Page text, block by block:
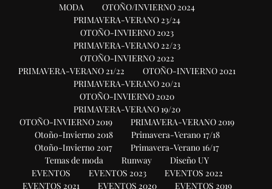
MODA
OTOÑO/INVIERNO 2024
PRIMAVERA-VERANO 23/24
OTOÑO-INVIERNO 2023
PRIMAVERA-VERANO 22/23
OTOÑO-INVIERNO 2022
PRIMAVERA-VERANO 21/22
OTOÑO-INVIERNO 2021
PRIMAVERA-VERANO 20/21
OTOÑO-INVIERNO 2020
PRIMAVERA-VERANO 19/20
OTOÑO-INVIERNO 2019
PRIMAVERA-VERANO 2019
Otoño-Invierno 2018
Primavera-Verano 17/18
Otoño-Invierno 2017
Primavera-Verano 16/17
Temas de moda
Runway
Diseño UY
EVENTOS
EVENTOS 2023
EVENTOS 2022
EVENTOS 2021
EVENTOS 2020
EVENTOS 2019